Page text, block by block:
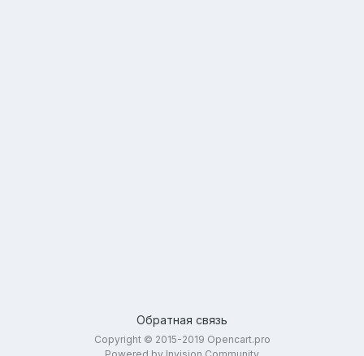
Обратная связь
Copyright © 2015-2019 Opencart.pro